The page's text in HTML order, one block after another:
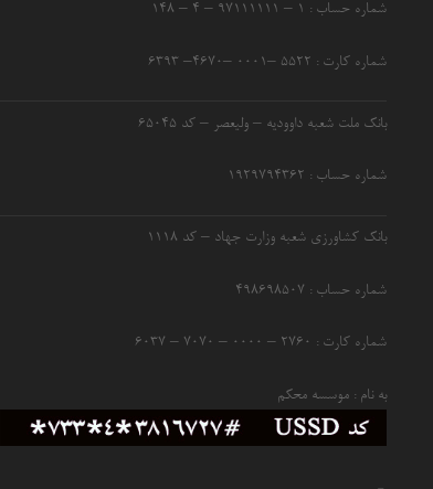
شماره حساب : ۱ – ۹۷۱۱۱۱۱۱ – ۴ – ۱۴۸
شماره کارت : ۵۵۲۲ –۰۰۰۱ –۴۶۷۰– ۶۳۹۳
بانک ملت شعبه داوودیه – ولیعصر – کد ۶۵۰۴۵
شماره حساب : ۱۹۲۹۷۹۴۳۶۲
بانک کشاورزی شعبه وزارت جهاد – کد 1118
شماره حساب : ۴۹۸۶۹۸۵۰۷
شماره کارت : ۲۷۶۰ – ۰۰۰۰ – ۷۰۷۰ – ۶۰۳۷
به نام : موسسه محکم